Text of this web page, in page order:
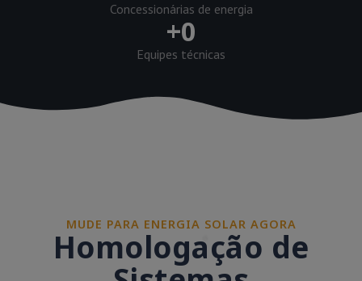
Concessionárias de energia
+0
Equipes técnicas
MUDE PARA ENERGIA SOLAR AGORA
Homologação de